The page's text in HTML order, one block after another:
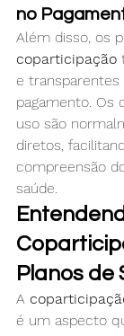
no
Além disso, os
coparticipação
e
pagamento. Os
uso são
diretos,
compreensão
saúde.
Planos de
A
é um aspecto